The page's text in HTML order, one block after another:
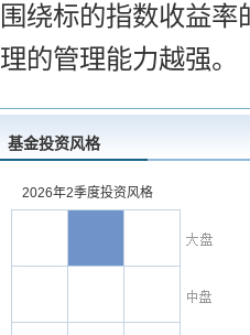
围绕标的指数收益
理的管理能力越强。
基金投资风格
2026年2季度投资风格